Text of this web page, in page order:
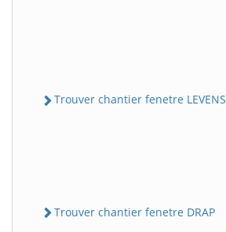
Trouver chantier fenetre LEVENS
Trouver chantier fenetre DRAP